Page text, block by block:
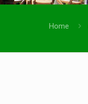
Home